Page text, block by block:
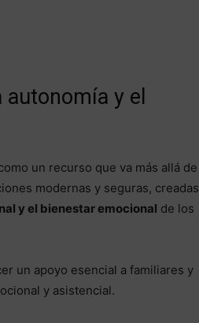
autonomía y el
un recurso que va más allá de
modernas y seguras, creadas
y el bienestar emocional de los
un apoyo esencial a familiares y
y asistencial.